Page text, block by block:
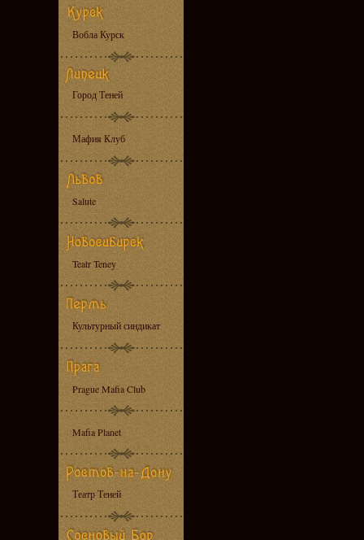
Вобла Курск
Город Теней
Мафия Клуб
Salute
Teatr Teney
Культурный синдикат
Prague Mafia Club
Mafia Planet
Театр Теней